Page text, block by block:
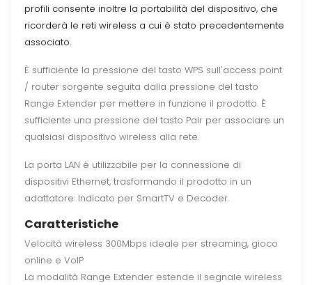
profili consente inoltre la portabilità del dispositivo, che
ricorderà le reti wireless a cui è stato precedentemente
associato.
È sufficiente la pressione del tasto WPS sull'access point
/ router sorgente seguita dalla pressione del tasto
Range Extender per mettere in funzione il prodotto. È
sufficiente una pressione del tasto Pair per associare un
qualsiasi dispositivo wireless alla rete.
La porta LAN è utilizzabile per la connessione di
dispositivi Ethernet, trasformando il prodotto in un
adattatore: Indicato per SmartTV e Decoder.
Caratteristiche
Velocità wireless 300Mbps ideale per streaming, gioco
online e VoIP
La modalità Range Extender estende il segnale wireless